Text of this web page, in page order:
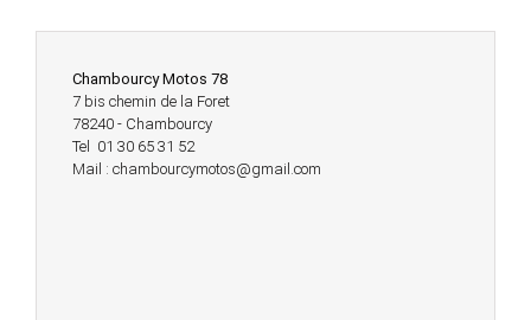
Chambourcy Motos 78
7 bis chemin de la Foret
78240 - Chambourcy
Tel 01 30 65 31 52
Mail : chambourcymotos@gmail.com